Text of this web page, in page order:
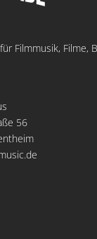
Filmmusik, Filme,
56